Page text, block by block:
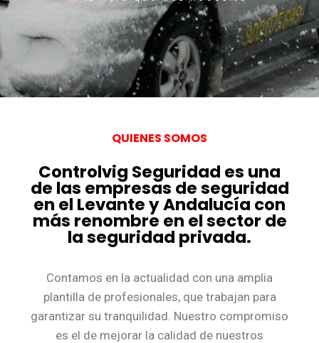
QUIENES SOMOS
Controlvig Seguridad es una
de las empresas de seguridad
en el Levante y Andalucía con
más renombre en el sector de
la seguridad privada.
Contamos en la actualidad con una amplia
plantilla de profesionales, que trabajan para
garantizar su tranquilidad. Nuestro compromiso
es el de mejorar la calidad de nuestros